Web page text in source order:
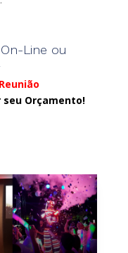
Line ou
seu Orçamento!